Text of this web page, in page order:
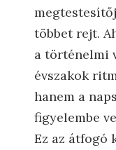
többet rejt.
a történelmi
évszakok
hanem a
figyelembe
Ez az átfogó